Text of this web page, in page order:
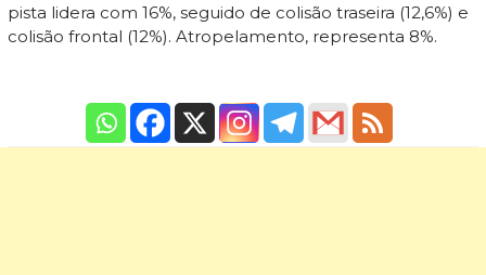
pista lidera com 16%, seguido de colisão traseira (12,6%) e
colisão frontal (12%). Atropelamento, representa 8%.